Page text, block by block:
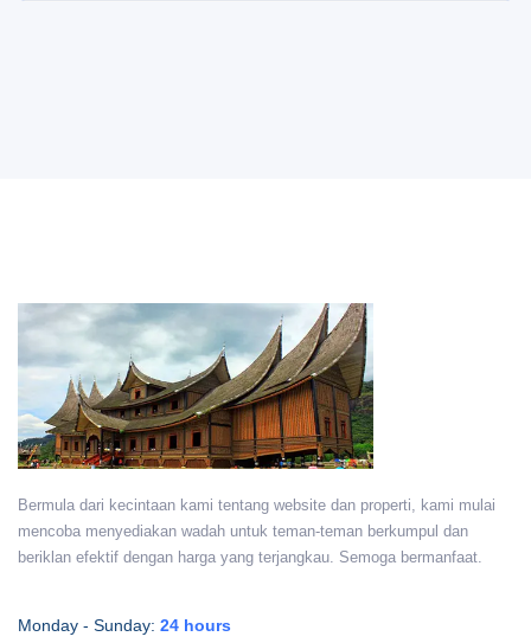
Bermula dari kecintaan kami tentang website dan properti, kami mulai
mencoba menyediakan wadah untuk teman-teman berkumpul dan
beriklan efektif dengan harga yang terjangkau. Semoga bermanfaat.
Monday - Sunday: 24 hours